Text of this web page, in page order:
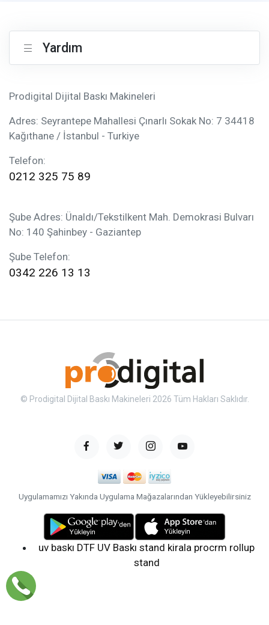
Yardım
Prodigital Dijital Baskı Makineleri
Adres: Seyrantepe Mahallesi Çınarlı Sokak No: 7 34418
Kağıthane / İstanbul - Turkiye
Telefon:
0212 325 75 89
Şube Adres: Ünaldı/Tekstilkent Mah. Demokrasi Bulvarı
No: 140 Şahinbey - Gaziantep
Şube Telefon:
0342 226 13 13
© Prodigital Dijital Baskı Makineleri 2026 Tüm Hakları Saklıdır.
Uygulamamızı Yakında Uygulama Mağazalarından Yükleyebilirsiniz
uv baskı DTF UV Baskı stand kirala procrm rollup
stand